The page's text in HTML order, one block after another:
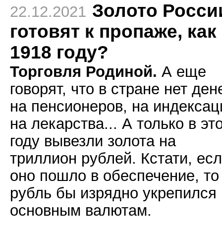
22.12.2021 Золото
готовят к пропаже, как
1918 году?
Торговля Родиной. А еще
говорят, что в стране нет
на пенсионеров, на
на лекарства... А только в
году вывезли золота на
триллион рублей. Кстати,
оно пошло в обеспечение, то
рубль бы изрядно укрепился
основным валютам.